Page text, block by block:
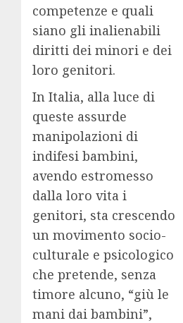
competenze e quali
siano gli inalienabili
diritti dei minori e dei
loro genitori.
In Italia, alla luce di
queste assurde
manipolazioni di
indifesi bambini,
avendo estromesso
dalla loro vita i
genitori, sta crescendo
un movimento socio-
culturale e psicologico
che pretende, senza
timore alcuno, “giù le
mani dai bambini”,